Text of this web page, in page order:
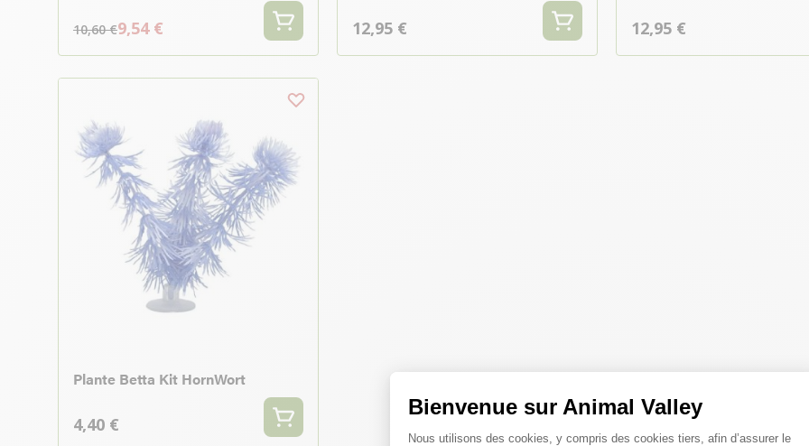
Bienvenue sur Animal Valley
Plateforme de Gestion du
Nous utilisons des cookies, y compris des cookies tiers, afin d’assurer le
10,60 €9,54 € 12,95 € 12,95 €
Plante Betta Kit HornWort
4,40 €